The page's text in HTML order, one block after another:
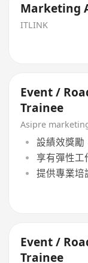
Marketing
ITLINK
Event /
Trainee
Asipre
設績效獎勵
享有彈性工
提供專業培
Event /
Trainee